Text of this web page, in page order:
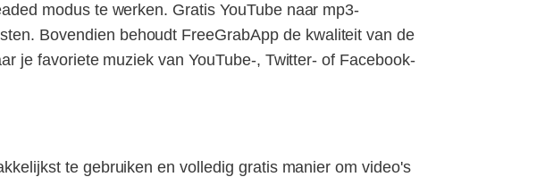
modus te werken. Gratis YouTube naar mp3-
Bovendien behoudt FreeGrabApp de kwaliteit van de
je favoriete muziek van YouTube-, Twitter- of Facebook-
te gebruiken en volledig gratis manier om video's